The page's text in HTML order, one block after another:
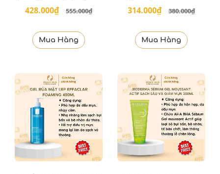
tế bào da chết SVR 400ml
428.000₫ 555.000₫
Mua Hàng
Teenderm Gel 150ml
314.000₫ 380.000₫
Mua Hàng